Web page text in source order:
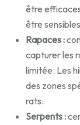
être
être
Rapaces :
capturer les
limitée. Les
des zones
rats.
Serpents :